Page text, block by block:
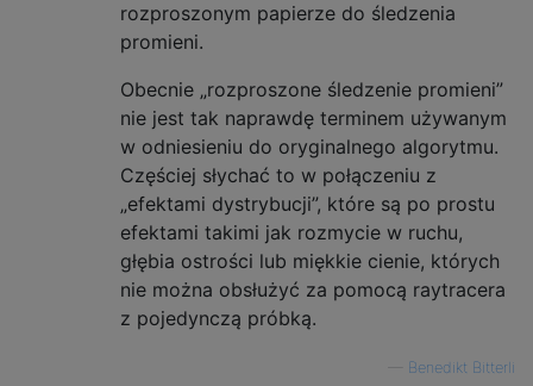
rozproszonym papierze do śledzenia
promieni.
Obecnie „rozproszone śledzenie promieni”
nie jest tak naprawdę terminem używanym
w odniesieniu do oryginalnego algorytmu.
Częściej słychać to w połączeniu z
„efektami dystrybucji”, które są po prostu
efektami takimi jak rozmycie w ruchu,
głębia ostrości lub miękkie cienie, których
nie można obsłużyć za pomocą raytracera
z pojedynczą próbką.
Benedikt Bitterli